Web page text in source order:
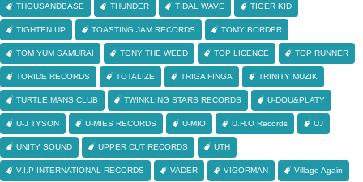
THOUSANDBASE THUNDER TIDAL WAVE TIGER KID
TIGHTEN UP TOASTING JAM RECORDS TOMY BORDER
TOM YUM SAMURAI TONY THE WEED TOP LICENCE TOP RUNNER
TORIDE RECORDS TOTALIZE TRIGA FINGA TRINITY MUZIK
TURTLE MANS CLUB TWINKLING STARS RECORDS U-DOU&PLATY
U-J TYSON U-MIES RECORDS U-MIO U.H.O Records UJ
UNITY SOUND UPPER CUT RECORDS UTH
V.I.P INTERNATIONAL RECORDS VADER VIGORMAN Village Again